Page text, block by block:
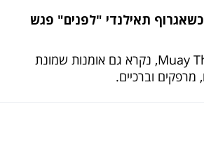
תאילנדי "לפנים" פגש
אגרוף תאילנדי – Muay Thai, נקרא גם אומנות שמונת
מרפקים וברכיים.